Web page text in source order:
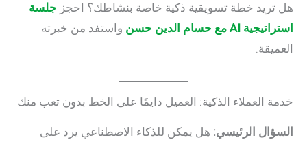
هل تريد خطة تسويقية ذكية خاصة بنشاطك؟ احجز جلسة
استراتيجية AI مع حسام الدين حسن
واستفد من خبرته
العميقة.
خدمة العملاء الذكية: العميل دايمًا على الخط بدون تعب منك
السؤال الرئيسي: هل يمكن للذكاء الاصطناعي يرد على